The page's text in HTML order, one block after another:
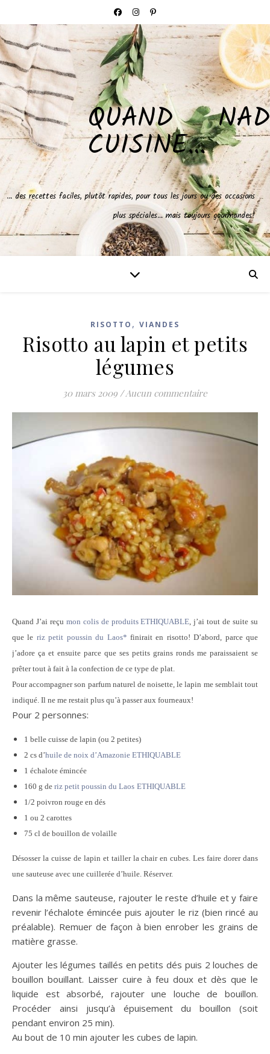
QUAND NAD
CUISINE…
… des recettes faciles, plutôt rapides, pour tous les jours ou des occasions
plus spéciales… mais toujours gourmandes!
RISOTTO , VIANDES
Risotto au lapin et petits
légumes
30 mars 2009 /Aucun commentaire
Quand J’ai reçu mon colis de produits ETHIQUABLE, j’ai tout de suite su
que le riz petit poussin du Laos* finirait en risotto! D’abord, parce que
j’adore ça et ensuite parce que ses petits grains ronds me paraissaient se
prêter tout à fait à la confection de ce type de plat.
Pour accompagner son parfum naturel de noisette, le lapin me semblait tout
indiqué. Il ne me restait plus qu’à passer aux fourneaux!
Pour 2 personnes:
1 belle cuisse de lapin (ou 2 petites)
2 cs d’huile de noix d’Amazonie ETHIQUABLE
1 échalote émincée
160 g de riz petit poussin du Laos ETHIQUABLE
1/2 poivron rouge en dés
1 ou 2 carottes
75 cl de bouillon de volaille
Désosser la cuisse de lapin et tailler la chair en cubes. Les faire dorer dans
une sauteuse avec une cuillerée d’huile. Réserver.
Dans la même sauteuse, rajouter le reste d’huile et y faire
revenir l’échalote émincée puis ajouter le riz (bien rincé au
préalable). Remuer de façon à bien enrober les grains de
matière grasse.
Ajouter les légumes taillés en petits dés puis 2 louches de
bouillon bouillant. Laisser cuire à feu doux et dès que le
liquide est absorbé, rajouter une louche de bouillon.
Procéder ainsi jusqu’à épuisement du bouillon (soit
pendant environ 25 min).
Au bout de 10 min ajouter les cubes de lapin.